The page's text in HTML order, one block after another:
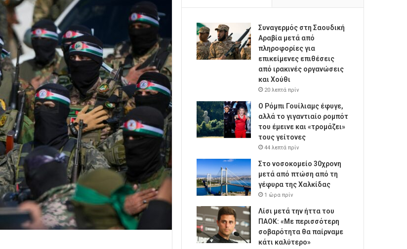
Συναγερμός στη Σαουδική
Αραβία μετά από
πληροφορίες για
επικείμενες επιθέσεις
από ιρακινές οργανώσεις
και Χούθι
20 λεπτά πρίν
Ο Ρόμπι Γουίλιαμς έφυγε,
αλλά το γιγαντιαίο ρομπότ
του έμεινε και «τρομάζει»
τους γείτονες
44 λεπτά πρίν
Στο νοσοκομείο 30χρονη
μετά από πτώση από τη
γέφυρα της Χαλκίδας
1 ώρα πρίν
Λίσι μετά την ήττα του
ΠΑΟΚ: «Με περισσότερη
σοβαρότητα θα παίρναμε
κάτι καλύτερο»